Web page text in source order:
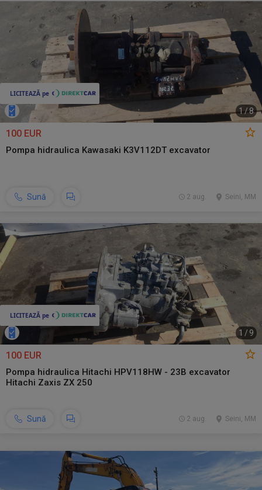
1 /8
100 EUR
Pompa hidraulica Kawasaki K3V112DT excavator
Sună Seini, MM
2 aug.
1 / 9
100 EUR
Pompa hidraulica Hitachi HPV118HW - 23B excavator
Hitachi Zaxis ZX 250
Sună Seini, MM
2 aug.